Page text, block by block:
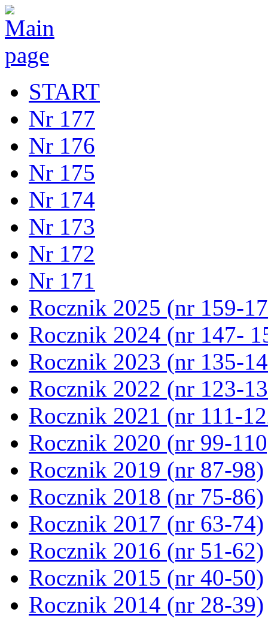
START
Nr 177
Nr 176
Nr 175
Nr 174
Nr 173
Nr 172
Nr 171
Rocznik 2025 (nr 159-
Rocznik 2024 (nr 147-
Rocznik 2023 (nr 135-
Rocznik 2022 (nr 123-
Rocznik 2021 (nr 111-
Rocznik 2020 (nr 99-
Rocznik 2019 (nr 87-98)
Rocznik 2018 (nr 75-86)
Rocznik 2017 (nr 63-74)
Rocznik 2016 (nr 51-62)
Rocznik 2015 (nr 40-50)
Rocznik 2014 (nr 28-39)